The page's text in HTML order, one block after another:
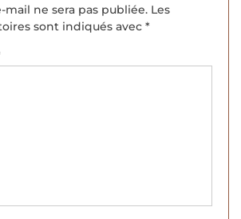
mail ne sera pas publiée. Les
sont indiqués avec *